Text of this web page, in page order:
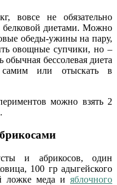
вовсе не обязательно
белковой диетами. Можно
обеды-ужины на пару,
овощные супчики, но –
бессолевая диета
или отыскать в
можно взять 2
и абрикосов, один
100 гр адыгейского
ложке меда и яблочного